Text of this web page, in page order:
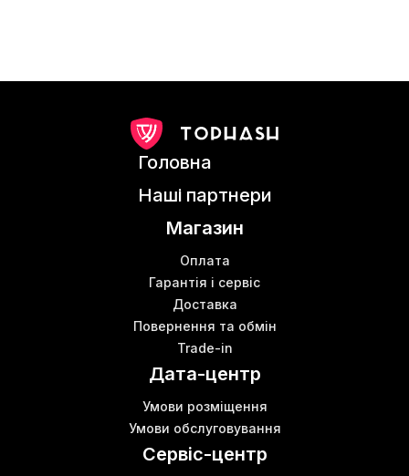
Головна
Наші партнери
Магазин
Оплата
Гарантія і сервіс
Доставка
Повернення та обмін
Trade-in
Дата-центр
Умови розміщення
Умови обслуговування
Сервіс-центр